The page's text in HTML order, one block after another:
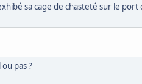
sa cage de chasteté sur le port
pas ?